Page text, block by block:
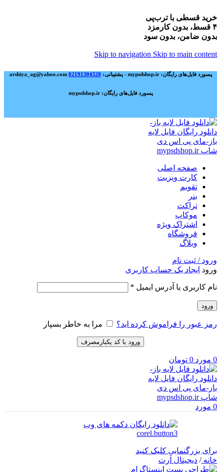
خرید قسطی با ترب‌پی
۴ قسط، بدون کارمزد
بدون ضامن، بدون سود
Skip to navigation Skip to main content
پسورد فایل‌های رایگان: mypsdshop.ir - پشتیبانی: arshiya_ag@yahoo.com 02191304320
پسورد فایل‌های رایگان: mypsdshop.ir
صفحه اصلی
کارت ویزیت
تقویم
بنر
تراکت
موکاپ
اشتراک ویژه
فروشگاه
وبلاگ
ورود / ثبت نام
ورود ایجاد یک حساب کاربری
نام کاربری یا آدرس ایمیل *
ورود
رمز عبور را فراموش کرده اید؟ مرا به خاطر بسپار
ورود با کد یکبارمصرف
0 مورد 0 تومان
0 مورد
برای بزرگنمایی کلیک کنید
خانه/ دیجیتال آرت